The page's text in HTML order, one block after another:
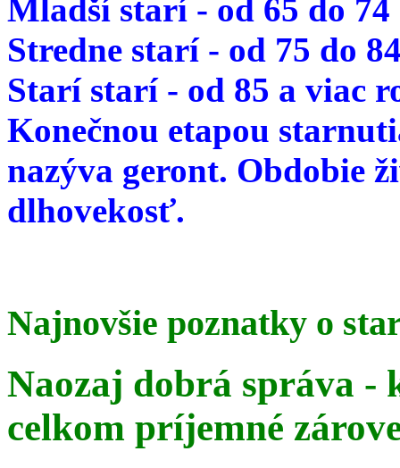
Mladší starí - od 65 do
Stredne starí - od 75 do
Starí starí - od 85 a viac
Konečnou etapou
nazýva geront. Obdobie
dlhovekosť.
Najnovšie poznatky o
Naozaj dobrá správa -
celkom príjemné